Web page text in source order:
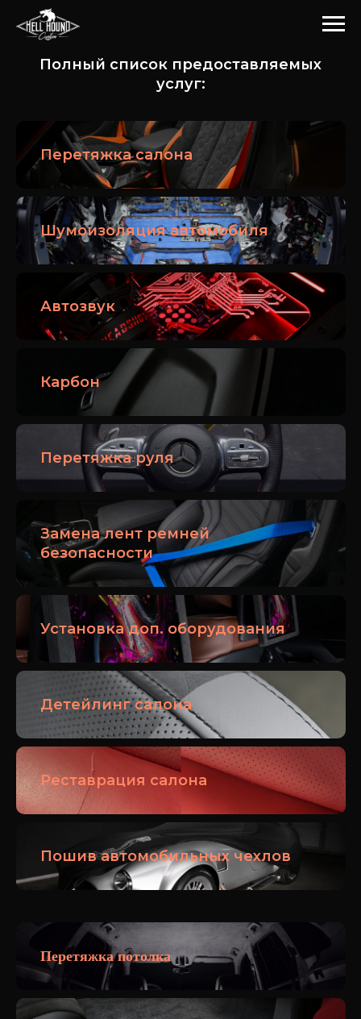
Полный список предоставляемых
услуг:
Перетяжка салона
Шумоизоляция автомобиля
Автозвук
Карбон
Перетяжка руля
Замена лент ремней
безопасности
Установка доп. оборудования
Детейлинг салона
Реставрация салона
Пошив автомобильных чехлов
Перетяжка потолка